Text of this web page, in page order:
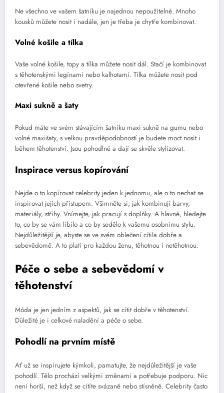
Ne všechno ve vašem šatníku je najednou nepoužitelné. Mnoho
kousků můžete nosit i nadále, jen je třeba je chytře kombinovat.
Volné košile a tílka
Vaše volné košile, topy a tílka můžete nosit dál. Stačí je kombinovat
s těhotenskými legínami nebo kalhotami. Tílka můžete nosit pod
otevřené košile nebo svetry.
Maxi sukně a šaty
Pokud máte ve svém stávajícím šatníku maxi sukně na gumu nebo
volné maxišaty, s velkou pravděpodobností je budete moct nosit i
během těhotenství. Jsou pohodlné a dají se skvěle stylizovat.
Inspirace versus kopírování
Nejde o to kopírovat celebrity jeden k jednomu, ale o to nechat se
inspirovat jejich přístupem. Všimněte si, jak kombinují barvy,
materiály, střihy. Vnímejte, jak pracují s doplňky. A hlavně, hledejte
to, co by se vám líbilo a co by sedělo k vašemu osobnímu stylu.
Nejdůležitější je, abyste se ve svém oblečení cítila dobře a
sebevědomě. A to platí pro každou ženu, těhotnou i netěhotnou.
Péče o sebe a sebevědomí v
těhotenství
Móda je jen jedním z aspektů, jak se cítit dobře v těhotenství.
Důležité je i celkové naladění a péče o sebe.
Pohodlí na prvním místě
Ať už se inspirujete kýmkoli, pamatujte, že nejdůležitější je vaše
pohodlí. Tělo prochází velkými změnami a potřebuje podporu. Nic
není horší, než když se cítíte svázaně nebo stísněně. Celebrity často